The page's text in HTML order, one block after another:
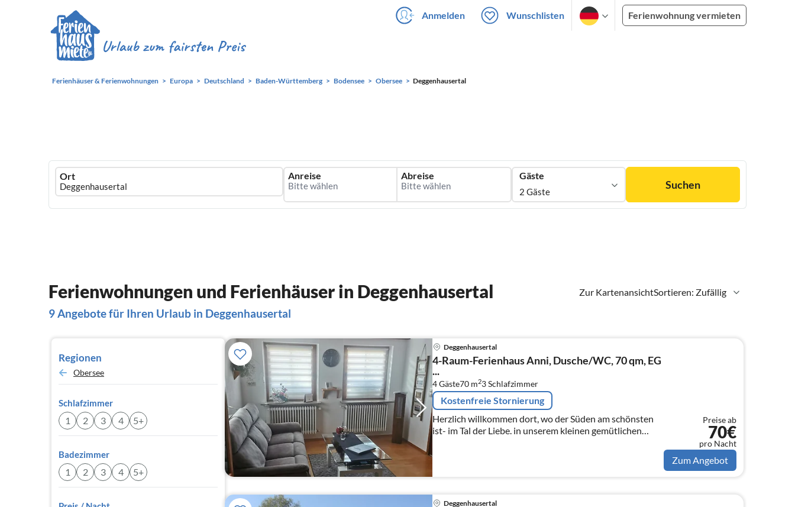
Anmelden Wunschlisten Ferienwohnung vermieten
Ferienhäuser & Ferienwohnungen Europa Deutschland Baden-Württemberg Bodensee Obersee Deggenhausertal
Ferienhausmiete
logo
Ort Anreise Abreise Gäste
2 Gäste
Suchen
Zur KartenansichtSortieren: Zufällig
Ferienwohnungen und Ferienhäuser in Deggenhausertal
9 Angebote für Ihren Urlaub in Deggenhausertal
Regionen
Obersee
Schlafzimmer
1 2 3 4 5+
Badezimmer
1 2 3 4 5+
Deggenhausertal
4-Raum-Ferienhaus Anni, Dusche/WC, 70 qm, EG
...
4 Gäste70 m23Schlafzimmer
Kostenfreie Stornierung
Herzlich willkommen dort, wo der Süden am schönsten
ist- im Tal der Liebe. in unserem kleinen gemütlichen
Preise ab
70€
pro Nacht
Zum Angebot
Deggenhausertal